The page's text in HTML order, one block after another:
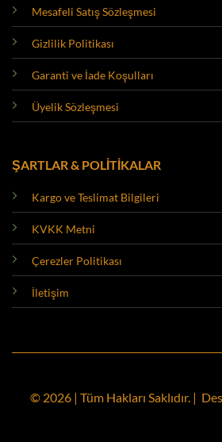
Mesafeli Satış Sözleşmesi
Gizlilik Politikası
Garanti ve İade Koşulları
Üyelik Sözleşmesi
ŞARTLAR & POLİTİKALAR
Kargo ve Teslimat Bilgileri
KVKK Metni
Çerezler Politikası
İletişim
© 2026 | Tüm Hakları Saklıdır. |